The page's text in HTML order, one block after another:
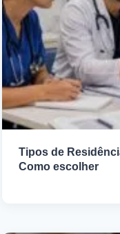
Tipos de
Como escolher